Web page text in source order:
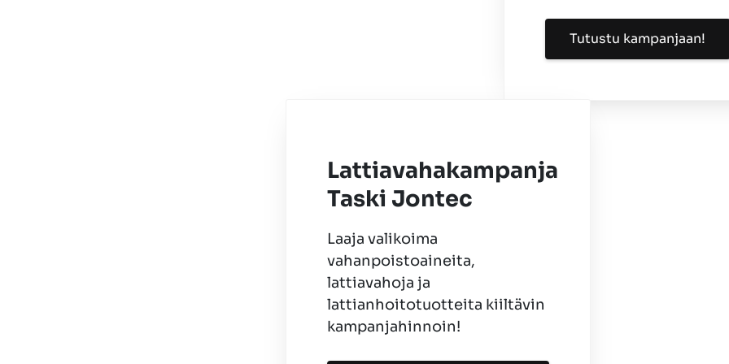
Tutustu kampanjaan!
Lattiavahakampanja
Taski Jontec
Laaja valikoima
vahanpoistoaineita,
lattiavahoja ja
lattianhoitotuotteita kiiltävin
kampanjahinnoin!